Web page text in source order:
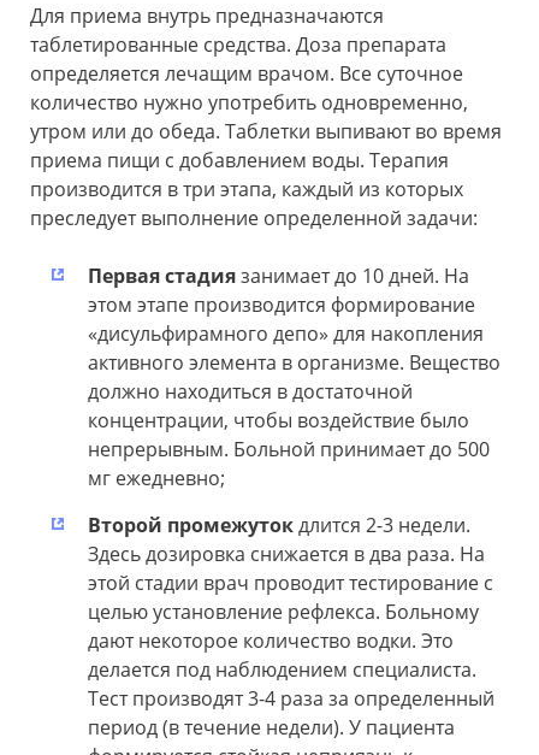
Для приема внутрь предназначаются
таблетированные средства. Доза препарата
определяется лечащим врачом. Все суточное
количество нужно употребить одновременно,
утром или до обеда. Таблетки выпивают во время
приема пищи с добавлением воды. Терапия
производится в три этапа, каждый из которых
преследует выполнение определенной задачи:
Первая стадиязанимает до 10 дней. На
этом этапе производится формирование
«дисульфирамного депо» для накопления
активного элемента в организме. Вещество
должно находиться в достаточной
концентрации, чтобы воздействие было
непрерывным. Больной принимает до 500
мг ежедневно;
Второй промежутокдлится 2-3 недели.
Здесь дозировка снижается в два раза. На
этой стадии врач проводит тестирование с
целью установление рефлекса. Больному
дают некоторое количество водки. Это
делается под наблюдением специалиста.
Тест производят 3-4 раза за определенный
период (в течение недели). У пациента